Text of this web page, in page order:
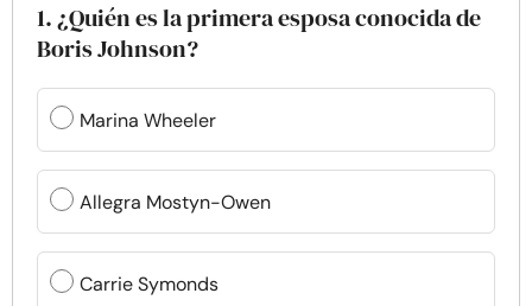
Ayuda
Cursos
Recursos
Comunidad
1. ¿Quién es la primera esposa conocida de
Boris Johnson?
Marina Wheeler
Allegra Mostyn-Owen
Carrie Symonds